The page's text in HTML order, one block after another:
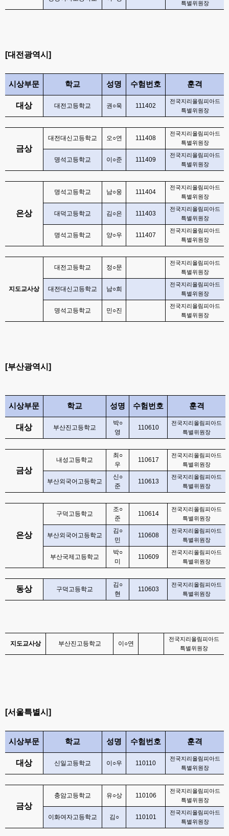
특별위원장
[대전광역시 ]
시상부문 학교 성명 수험번호 훈격
대상 대전고등학교 권 ○욱 111402
전국지리올림피아드
특별위원장
금상
대전대신고등학교 오○연 111408
전국지리올림피아드
특별위원장
명석고등학교 이 ○준 111409
전국지리올림피아드
특별위원장
은상
명석고등학교 남○웅 111404
전국지리올림피아드
특별위원장
대덕고등학교 김 ○은 111403
전국지리올림피아드
특별위원장
명석고등학교 양○우 111407
전국지리올림피아드
특별위원장
지도교사상
대전고등학교 정○문
전국지리올림피아드
특별위원장
대전대신고등학교 남○희
전국지리올림피아드
특별위원장
명석고등학교 민○진
전국지리올림피아드
특별위원장
[부산광역시 ]
시상부문 학교 성명 수험번호 훈격
대상 부산진고등학교
박○
영
110610
전국지리올림피아드
특별위원장
금상
내성고등학교
최 ○
우
110617
전국지리올림피아드
특별위원장
부산외국어고등학교
신○
준
110613
전국지리올림피아드
특별위원장
은상
구덕고등학교
조○
준
110614
전국지리올림피아드
특별위원장
부산외국어고등학교
김 ○
민
110608
전국지리올림피아드
특별위원장
부산국제고등학교
박○
미
110609
전국지리올림피아드
특별위원장
동상 구덕고등학교
김 ○
현
110603
전국지리올림피아드
특별위원장
지도교사상 부산진고등학교 이 ○연
전국지리올림피아드
특별위원장
[서울특별시 ]
시상부문 학교 성명 수험번호 훈격
대상 신일고등학교 이 ○우 110110
전국지리올림피아드
특별위원장
금상
충암고등학교 유○상 110106
전국지리올림피아드
특별위원장
이화여자고등학교 김 ○ 110101
전국지리올림피아드
특별위원장